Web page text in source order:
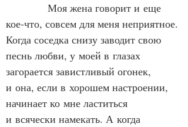
Моя жена говорит и еще
кое‑что, совсем для меня неприятное.
Когда соседка снизу заводит свою
песнь любви, у моей в глазах
загорается завистливый огонек,
и она, если в хорошем настроении,
начинает ко мне ластиться
и всячески намекать. А когда